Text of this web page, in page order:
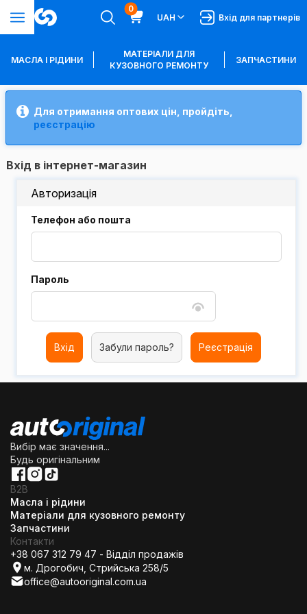
0
UAH
Вхід для партнерів
МАСЛА І РІДИНИ
МАТЕРІАЛИ ДЛЯ
КУЗОВНОГО РЕМОНТУ
ЗАПЧАСТИНИ
Для отримання оптових цін, пройдіть,
реєстрацію
Вхід в інтернет-магазин
Авторизація
Телефон або пошта
Пароль
Вхід Забули пароль? Реєстрація
Вибір має значення...
Будь оригінальним
B2B
Масла і рідини
Матеріали для кузовного ремонту
Запчастини
Контакти
+38 067 312 79 47 - Відділ продажів
м. Дрогобич, Стрийська 258/5
office@autooriginal.com.ua